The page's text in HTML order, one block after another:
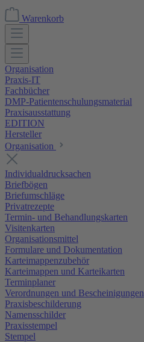
Warenkorb
Organisation
Praxis-IT
Fachbücher
DMP-Patientenschulungsmaterial
Praxisausstattung
EDITION
Hersteller
Organisation
Individualdrucksachen
Briefbögen
Briefumschläge
Privatrezepte
Termin- und Behandlungskarten
Visitenkarten
Organisationsmittel
Formulare und Dokumentation
Karteimappenzubehör
Karteimappen und Karteikarten
Terminplaner
Verordnungen und Bescheinigungen
Praxisbeschilderung
Namensschilder
Praxisstempel
Stempel